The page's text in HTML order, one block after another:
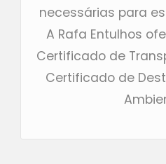
necessárias para
A Rafa Entulhos
Certificado de
Certificado de